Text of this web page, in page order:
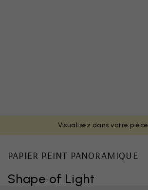
Visualisez dans votre pièce
Shape of Light
PAPIER PEINT PANORAMIQUE